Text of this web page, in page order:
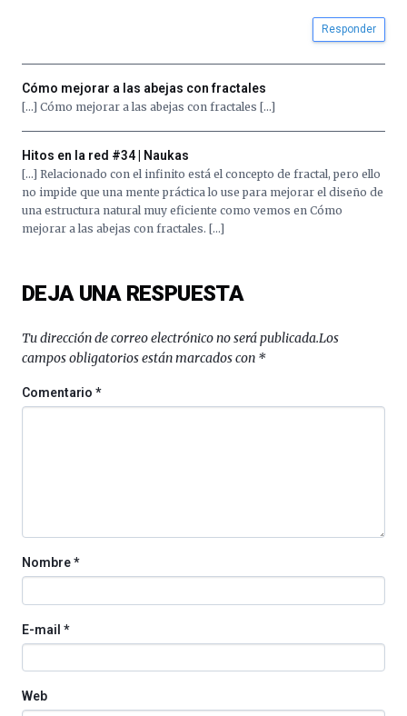
Responder
Cómo mejorar a las abejas con fractales
[…] Cómo mejorar a las abejas con fractales […]
Hitos en la red #34 | Naukas
[…] Relacionado con el infinito está el concepto de fractal, pero ello
no impide que una mente práctica lo use para mejorar el diseño de
una estructura natural muy eficiente como vemos en Cómo
mejorar a las abejas con fractales. […]
DEJA UNA RESPUESTA
Tu dirección de correo electrónico no será publicada.Los
campos obligatorios están marcados con *
Comentario*
Nombre*
E-mail *
Web